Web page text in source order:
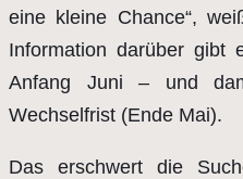
eine kleine Chance“,
Information darüber gibt
Anfang Juni – und
Wechselfrist (Ende Mai).
Das erschwert die